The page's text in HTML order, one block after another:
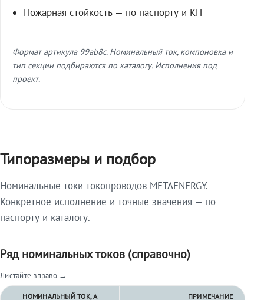
Пожарная стойкость — по паспорту и КП
Формат артикула 99ab8c. Номинальный ток, компоновка и
тип секции подбираются по каталогу. Исполнения под
проект.
Типоразмеры и подбор
Номинальные токи токопроводов METAENERGY.
Конкретное исполнение и точные значения — по
паспорту и каталогу.
Ряд номинальных токов (справочно)
Листайте вправо →
НОМИНАЛЬНЫЙ ТОК, А ПРИМЕЧАНИЕ